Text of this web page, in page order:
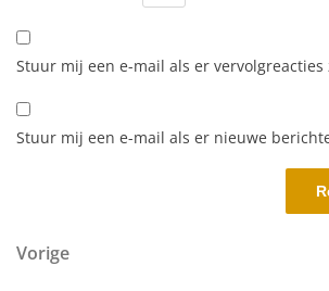
Stuur mij een e-mail als er vervolgreacties
Stuur mij een e-mail als er nieuwe
Berichtnavigatie
Vorig bericht
Vorige